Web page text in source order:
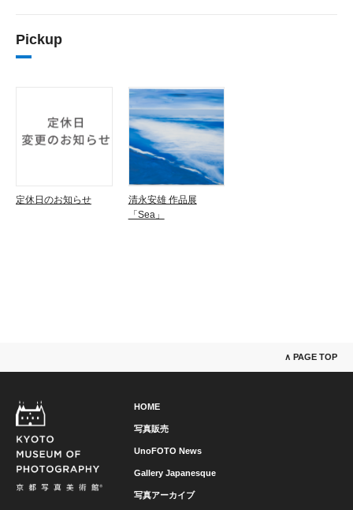
Pickup
定休日のお知らせ
清永安雄 作品展
「Sea」
∧ PAGE TOP
HOME
写真販売
UnoFOTO News
Gallery Japanesque
写真アーカイブ